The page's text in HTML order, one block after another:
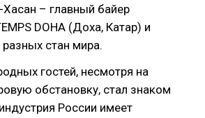
– главный байер
DOHA (Доха, Катар) и
стан мира.
гостей, несмотря на
обстановку, стал знаком
России имеет